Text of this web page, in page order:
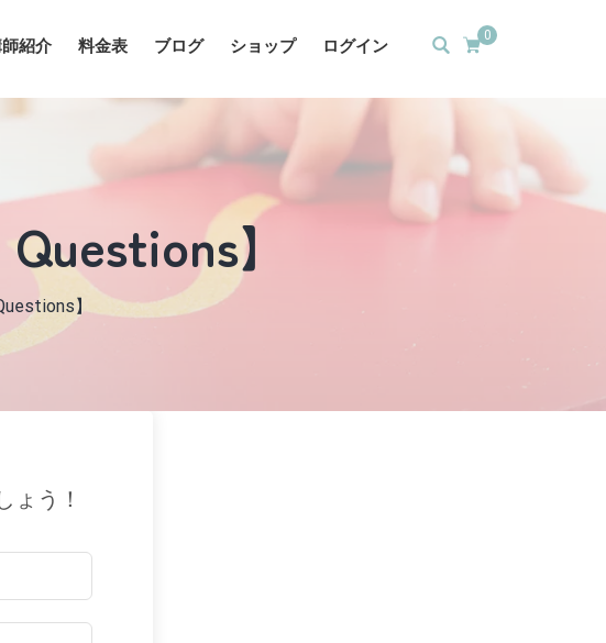
0
紹介 料金表 ブログ ショップ ログイン
】
】
ょう！